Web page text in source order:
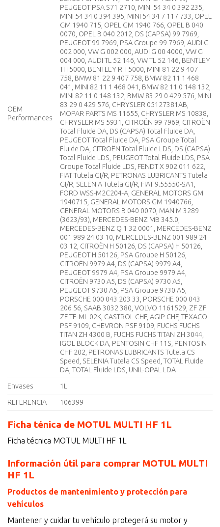
OEM
Performances
PEUGEOT PSA S71 2710, MINI 54 34 0 392 235,
MINI 54 34 0 394 395, MINI 54 34 7 117 733, OPEL
GM 1940 715, OPEL GM 1940 766, OPEL B 040
0070, OPEL B 040 2012, DS (CAPSA) 99 7969,
PEUGEOT 99 7969, PSA Groupe 99 7969, AUDI G
002 000, VW G 002 000, AUDI G 00 4000, VW G
004 000, AUDI TL 52 146, VW TL 52 146, BENTLEY
TH 5000, BENTLEY RH 5000, MINI 81 22 9 407
758, BMW 81 22 9 407 758, BMW 82 11 1 468
041, MINI 82 11 1 468 041, BMW 82 11 0 148 132,
MINI 82 11 0 148 132, BMW 83 29 0 429 576, MINI
83 29 0 429 576, CHRYSLER 05127381AB,
MOPAR PARTS MS 11655, CHRYSLER MS 10838,
CHRYSLER MS 5931, CITROËN 99 7969, CITROËN
Total Fluide DA, DS (CAPSA) Total Fluide DA,
PEUGEOT Total Fluide DA, PSA Groupe Total
Fluide DA, CITROËN Total Fluide LDS, DS (CAPSA)
Total Fluide LDS, PEUGEOT Total Fluide LDS, PSA
Groupe Total Fluide LDS, FENDT X 902 011 622,
FIAT Tutela GI/R, PETRONAS LUBRICANTS Tutela
GI/R, SELENIA Tutela GI/R, FIAT 9.55550-SA1,
FORD WSS-M2C204-A, GENERAL MOTORS GM
1940715, GENERAL MOTORS GM 1940766,
GENERAL MOTORS B 040 0070, MAN M 3289
(3623/93), MERCEDES-BENZ MB 345.0,
MERCEDES-BENZ Q 1 32 0001, MERCEDES-BENZ
001 989 24 03 10, MERCEDES-BENZ 001 989 24
03 12, CITROËN H 50126, DS (CAPSA) H 50126,
PEUGEOT H 50126, PSA Groupe H 50126,
CITROËN 9979 A4, DS (CAPSA) 9979 A4,
PEUGEOT 9979 A4, PSA Groupe 9979 A4,
CITROËN 9730 A5, DS (CAPSA) 9730 A5,
PEUGEOT 9730 A5, PSA Groupe 9730 A5,
PORSCHE 000 043 203 33, PORSCHE 000 043
206 56, SAAB 3032 380, VOLVO 1161529, ZF ZF
ZF TE-ML 02K, CASTROL CHF, AGIP CHF, TEXACO
PSF 9109, CHEVRON PSF 9109, FUCHS FUCHS
TITAN ZH 4300 B, FUCHS FUCHS TITAN ZH 3044,
IGOL BLOCK DA, PENTOSIN CHF 11S, PENTOSIN
CHF 202, PETRONAS LUBRICANTS Tutela CS
Speed, SELENIA Tutela CS Speed, TOTAL Fluide
DA, TOTAL Fluide LDS, UNIL-OPAL LDA
Envases 1L
REFERENCIA 106399
Ficha ténica de MOTUL MULTI HF 1L
Ficha técnica MOTUL MULTI HF 1L
Información útil para comprar MOTUL MULTI
HF 1L
Productos de mantenimiento y protección para
vehículos
Mantener y cuidar tu vehículo protegerá su motor y